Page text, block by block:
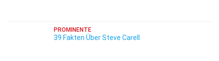
PROMINENTE
39 Fakten Über Steve Carell